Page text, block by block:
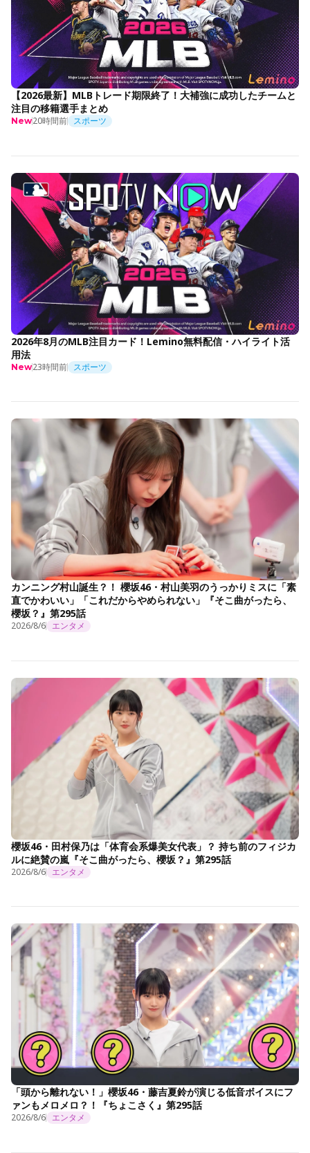
【2026最新】MLBトレード期限終了！大補強に成功したチームと
注目の移籍選手まとめ
New20時間前 スポーツ
2026年8月のMLB注目カード！Lemino無料配信・ハイライト活
用法
New23時間前 スポーツ
カンニング村山誕生？！ 櫻坂46・村山美羽のうっかりミスに「素
直でかわいい」「これだからやめられない」『そこ曲がったら、
櫻坂？』第295話
2026/8/6 エンタメ
櫻坂46・田村保乃は「体育会系爆美女代表」？ 持ち前のフィジカ
ルに絶賛の嵐『そこ曲がったら、櫻坂？』第295話
2026/8/6 エンタメ
「頭から離れない！」櫻坂46・藤吉夏鈴が演じる低音ボイスにフ
ァンもメロメロ？！『ちょこさく』第295話
2026/8/6 エンタメ